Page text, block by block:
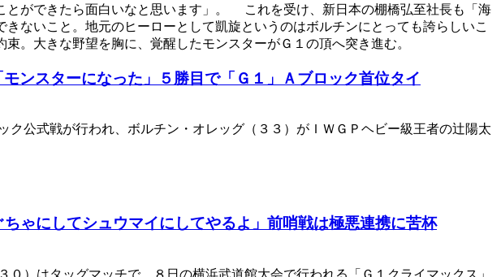
とができたら面白いなと思います」。 これを受け、新日本の棚橋弘至社長も「海
ないこと。地元のヒーローとして凱旋というのはボルチンにとっても誇らしいこ
。大きな野望を胸に、覚醒したモンスターがＧ１の頂へ突き進む。
ンスターになった」５勝目で「Ｇ１」Ａブロック首位タイ
公式戦が行われ、ボルチン・オレッグ（３３）がＩＷＧＰヘビー級王者の辻陽太
ゃにしてシュウマイにしてやるよ」前哨戦は極悪連携に苦杯
はタッグマッチで、８日の横浜武道館大会で行われる「Ｇ１クライマックス」